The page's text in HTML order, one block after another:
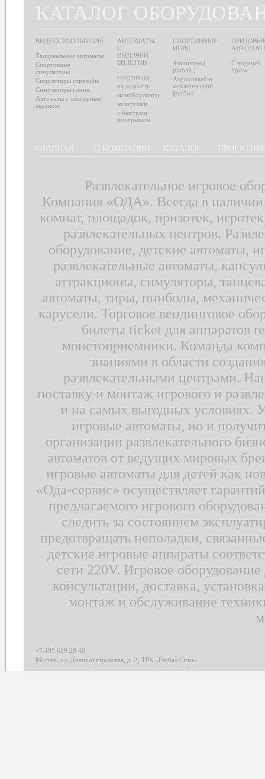
КАТАЛОГ
ВИДЕОСИМУЛЯТОРЫ
Танцевальные автоматы
Спортивные
симуляторы
Симуляторы стрельбы
Симуляторы гонок
Автоматы с сенсорным
экраном
АВТОМАТЫ
С
ВЫДАЧЕЙ
БИЛЕТОВ
спортивные
на ловкость
минибоулинги
колотушки
с быстрым
выигрышем
СПОРТИВНЫЕ
ИГРЫ
Флипперы (
pinball )
Аэрохоккей и
механический
футбол
С выдачей
приза
ГЛАВНАЯ О КОМПАНИИ КАТАЛОГ
Развлекательное игровое
Компания «ОДА». Всегда в наличии
комнат, площадок, призотек,
развлекательных центров.
оборудование, детские автоматы,
развлекательные автоматы,
аттракционы, симуляторы,
автоматы, тиры, пинболы,
карусели. Торговое вендинговое
билеты ticket для аппаратов
монетоприемники. Команда
знаниями в области
развлекательными центрами.
поставку и монтаж игрового и
и на самых выгодных условиях.
игровые автоматы, но и
организации развлекательного
автоматов от ведущих мировых
игровые автоматы для детей как
«Ода-сервис» осуществляет
предлагаемого игрового
следить за состоянием
предотвращать неполадки,
детские игровые аппараты
сети 220V. Игровое
консультации, доставка,
монтаж и обслуживание
+7 495 619 29 49
Москва, ул. Днепропетровская, д. 2, ТРК «Глобал Сити»